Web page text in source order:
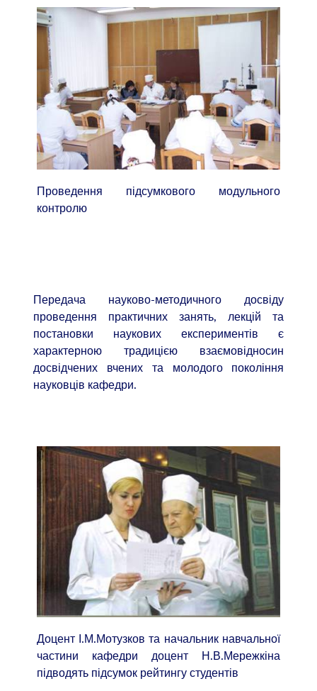
Проведення підсумкового модульного
контролю
Передача науково-методичного досвіду
проведення практичних занять, лекцій та
постановки наукових експериментів є
характерною традицією взаємовідносин
досвідчених вчених та молодого покоління
науковців кафедри.
Доцент І.М.Мотузков та начальник навчальної
частини кафедри доцент Н.В.Мережкіна
підводять підсумок рейтингу студентів